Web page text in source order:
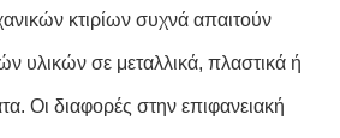
κτιρίων συχνά απαιτούν
υλικών σε μεταλλικά, πλαστικά ή
Οι διαφορές στην επιφανειακή